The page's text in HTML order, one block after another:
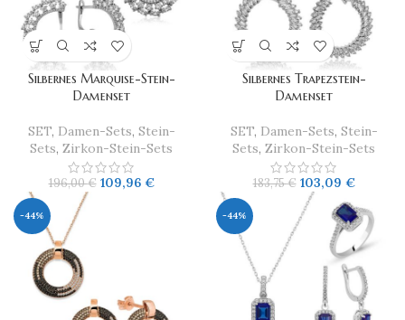
Silbernes Marquise-Stein-
Damenset
SET, Damen-Sets, Stein-
Sets, Zirkon-Stein-Sets
196,00€ 109,96 €
Silbernes Trapezstein-
Damenset
SET, Damen-Sets, Stein-
Sets, Zirkon-Stein-Sets
183,75€ 103,09 €
-44% -44%